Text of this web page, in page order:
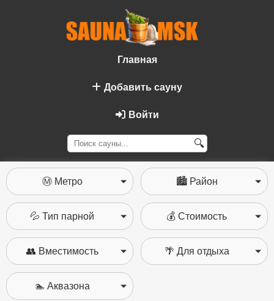
🔍
Главная
Добавить сауну
Войти